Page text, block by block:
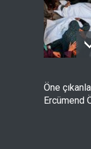
Öne
Ercümend